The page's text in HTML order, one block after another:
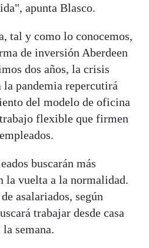
apunta Blasco.
tal y como lo conocemos,
de inversión Aberdeen
dos años, la crisis
la pandemia repercutirá
del modelo de oficina
flexible que firmen
buscarán más
vuelta a la normalidad.
asalariados, según
trabajar desde casa
semana.